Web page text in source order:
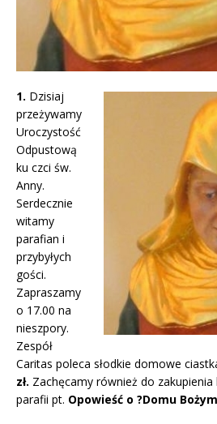
1. Dzisiaj
przeżywamy
Uroczystość
Odpustową
ku czci św.
Anny.
Serdecznie
witamy
parafian i
przybyłych
gości.
Zapraszamy
o 17.00 na
nieszpory.
Zespół
Caritas poleca słodkie domowe
zł. Zachęcamy również do
parafii pt. Opowieść o ?Domu